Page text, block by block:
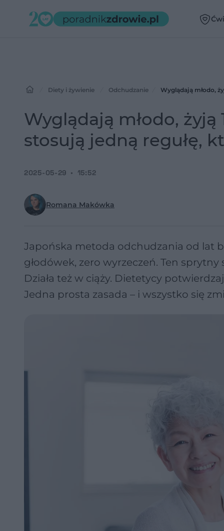
Diety i żywienie Odchudzanie Wyglądają młodo,
Wyglądają młodo,
stosują jedną regułę,
Romana Makówka
2025-05-29 15:52
Japońska metoda odchudzania od lat
głodówek, zero wyrzeczeń. Ten
Działa też w ciąży. Dietetycy
Jedna prosta zasada – i wszystko się